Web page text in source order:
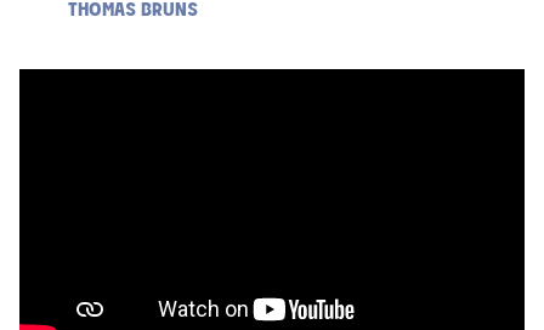
THOMAS BRUNS